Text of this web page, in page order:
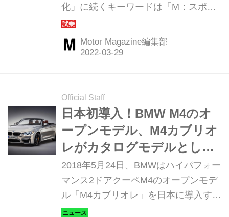
化」に続くキーワードは「M：スポー
ツドライビング」。Mと電動化との結
び付きは現時点ではまだなく、これま
での路線が引き継がれている。今回は
ンセプトについて掘り下げる。
（Motor Magazine 2022年4月号より）
Motor Magazine編集部
Official Staff
日本初導入！BMW M4のオ
ープンモデル、M4カブリオ
レがカタログモデルとして
登場【ニューモデル】
2018年5月24日、BMWはハイパフォー
マンス2ドアクーペM4のオープンモデ
ル「M4カブリオレ」を日本に導入する
と発表した。価格は1380万円、納車は